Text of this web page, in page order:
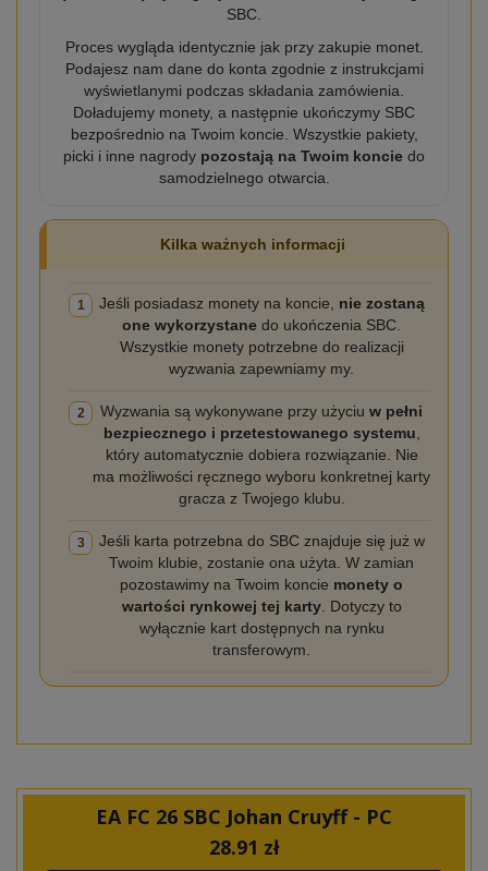
SBC.
Proces wygląda identycznie jak przy zakupie monet.
Podajesz nam dane do konta zgodnie z instrukcjami
wyświetlanymi podczas składania zamówienia.
Doładujemy monety, a następnie ukończymy SBC
bezpośrednio na Twoim koncie. Wszystkie pakiety,
picki i inne nagrody pozostają na Twoim koncie do
samodzielnego otwarcia.
Kilka ważnych informacji
1 Jeśli posiadasz monety na koncie, nie zostaną
one wykorzystane do ukończenia SBC.
Wszystkie monety potrzebne do realizacji
wyzwania zapewniamy my.
2 Wyzwania są wykonywane przy użyciu w pełni
bezpiecznego i przetestowanego systemu
który automatycznie dobiera rozwiązanie. Nie
ma możliwości ręcznego wyboru konkretnej karty
gracza z Twojego klubu.
3
Jeśli karta potrzebna do SBC znajduje się już w
Twoim klubie, zostanie ona użyta. W zamian
pozostawimy na Twoim koncie monety o
wartości rynkowej tej karty. Dotyczy to
wyłącznie kart dostępnych na rynku
transferowym.
EA FC 26 SBC Johan Cruyff - PC
28.91 zł